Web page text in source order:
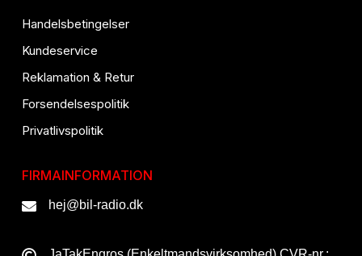
Handelsbetingelser
Kundeservice
Reklamation & Retur
Forsendelsespolitik
Privatlivspolitik
FIRMAINFORMATION
hej@bil-radio.dk